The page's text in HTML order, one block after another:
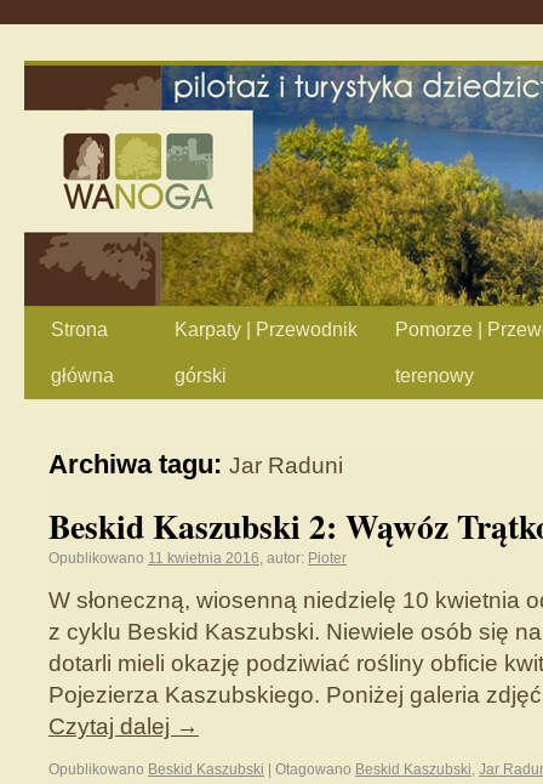
Strona
główna
Karpaty | Przewodnik
górski
Pomorze |
terenowy
Archiwa tagu: Jar Raduni
Beskid Kaszubski 2: Wąwóz
Opublikowano 11 kwietnia 2016, autor: Pioter
W słoneczną, wiosenną niedzielę 10 kwietnia
z cyklu Beskid Kaszubski. Niewiele osób się
dotarli mieli okazję podziwiać rośliny obficie
Pojezierza Kaszubskiego. Poniżej galeria
Czytaj dalej →
Opublikowano Beskid Kaszubski Otagowano Beskid Kaszubski, Jar